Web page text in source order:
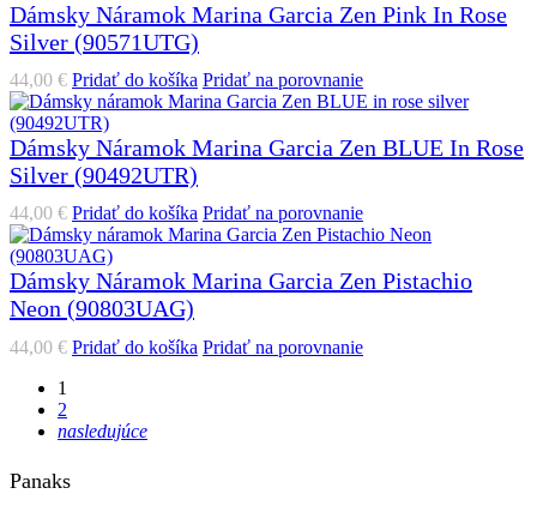
Dámsky Náramok Marina Garcia Zen Pink In Rose
Silver (90571UTG)
44,00 € Pridať do košíka Pridať na porovnanie
Dámsky Náramok Marina Garcia Zen BLUE In Rose
Silver (90492UTR)
44,00 € Pridať do košíka Pridať na porovnanie
Dámsky Náramok Marina Garcia Zen Pistachio
Neon (90803UAG)
44,00 € Pridať do košíka Pridať na porovnanie
1
2
nasledujúce
Panaks